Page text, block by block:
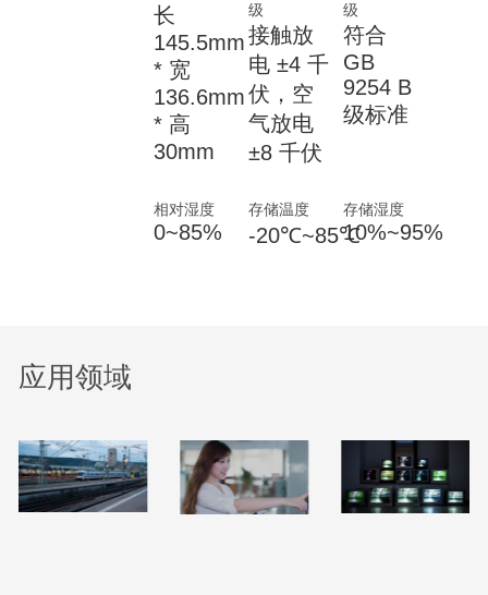
长
145.5mm
* 宽
136.6mm
* 高
30mm
级
接触放
电 ±4 千
伏，空
气放电
±8 千伏
级
符合
GB
9254 B
级标准
相对湿度
0~85%
存储温度
-20℃~85℃
存储湿度
10%~95%
应用领域